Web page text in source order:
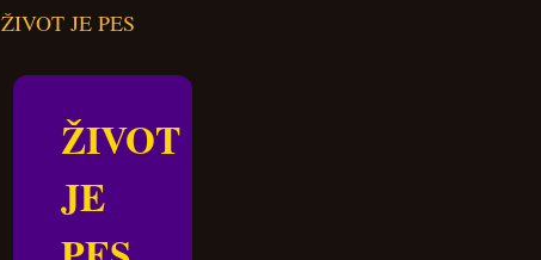
ŽIVOT JE PES
ŽIVOT
JE